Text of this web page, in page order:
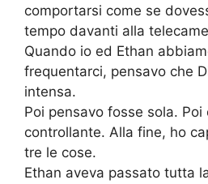
comportarsi come se
tempo davanti alla
Quando io ed Ethan
frequentarci, pensavo che
intensa.
Poi pensavo fosse sola. Poi
controllante. Alla fine, ho
tre le cose.
Ethan aveva passato tutta